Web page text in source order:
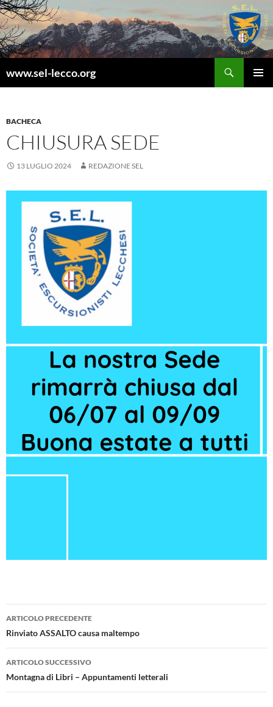
Vai
al
contenuto
www.sel-lecco.org
BACHECA
CHIUSURA SEDE
13 LUGLIO 2024 REDAZIONE SEL
Navigazione
articolo
ARTICOLO PRECEDENTE
Rinviato ASSALTO causa maltempo
ARTICOLO SUCCESSIVO
Montagna di Libri – Appuntamenti letterali